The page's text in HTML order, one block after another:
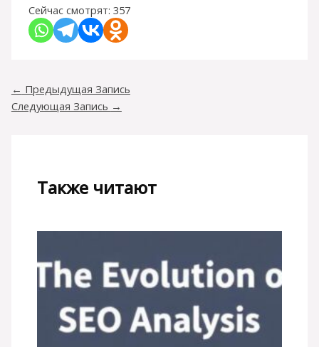
Сейчас смотрят: 357
← Предыдущая Запись
Следующая Запись →
Также читают